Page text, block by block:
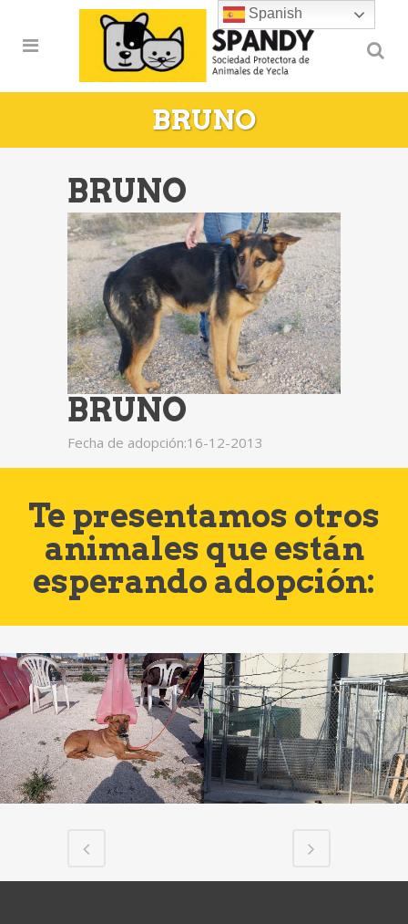
BRUNO
BRUNO
BRUNO
Fecha de adopción:16-12-2013
Te presentamos otros
animales que están
esperando adopción:
Spanish